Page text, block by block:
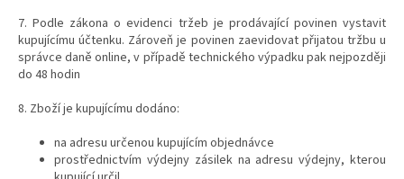
7. Podle zákona o evidenci tržeb je prodávající povinen vystavit
kupujícímu účtenku. Zároveň je povinen zaevidovat přijatou tržbu u
správce daně online, v případě technického výpadku pak nejpozději
do 48 hodin
8. Zboží je kupujícímu dodáno:
na adresu určenou kupujícím objednávce
prostřednictvím výdejny zásilek na adresu výdejny, kterou